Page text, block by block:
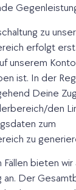
zu
erfolgt erst
unserem Konto
ist. In der
Deine
den
zum
zu
Fällen bieten wir
an. Der